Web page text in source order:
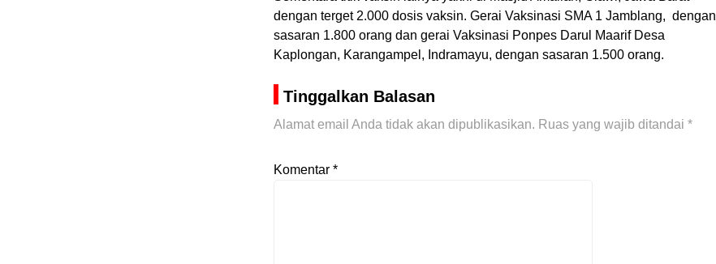
dengan terget 2.000 dosis vaksin. Gerai Vaksinasi SMA 1 Jamblang, dengan
sasaran 1.800 orang dan gerai Vaksinasi Ponpes Darul Maarif Desa
Kaplongan, Karangampel, Indramayu, dengan sasaran 1.500 orang.
Tinggalkan Balasan
Alamat email Anda tidak akan dipublikasikan. Ruas yang wajib ditandai *
Komentar *